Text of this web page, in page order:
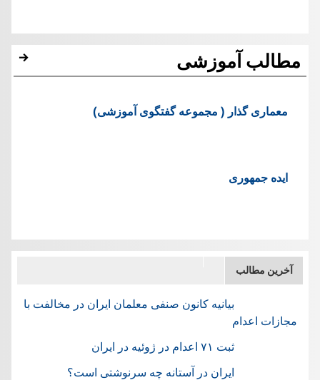
مطالب آموزشی
معماری گذار ( مجموعه گفتگوی آموزشی)
ایده جمهوری
آخرین مطالب
بیانیه کانون صنفی معلمان ایران در مخالفت با
مجازات اعدام
ثبت ۷۱ اعدام در ژوئيه در ایران
ایران در آستانه چه سرنوشتی است؟